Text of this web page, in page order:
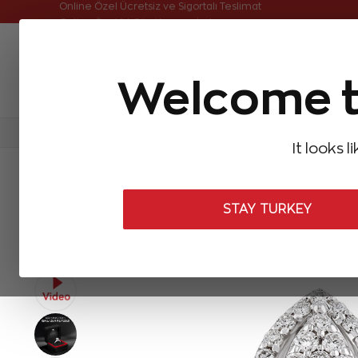
Welcome
It looks
STAY TURKEY
Online Özel Ücretsiz ve Sigortalı Teslimat
Aynı Gün Kargo Çok Satanlar